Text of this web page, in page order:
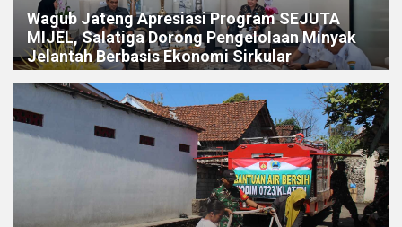
Wagub Jateng Apresiasi Program SEJUTA
MIJEL, Salatiga Dorong Pengelolaan Minyak
Jelantah Berbasis Ekonomi Sirkular